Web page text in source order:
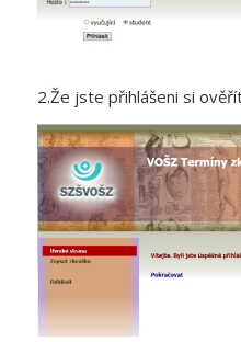
2.Že jste přihlášeni si